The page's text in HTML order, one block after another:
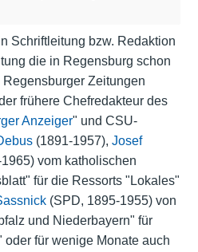
Schriftleitung bzw. Redaktion
die in Regensburg schon
Zeitungen
frühere Chefredakteur des
Anzeiger" und CSU-
(1891-1957), Josef
vom katholischen
für die Ressorts "Lokales"
(SPD, 1895-1955) von
und Niederbayern" für
für wenige Monate auch